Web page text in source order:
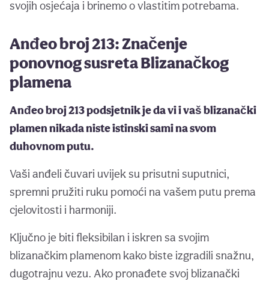
svojih osjećaja i brinemo o vlastitim potrebama.
Anđeo broj 213: Značenje
ponovnog susreta Blizanačkog
plamena
Anđeo broj 213 podsjetnik je da vi i vaš blizanački
plamen nikada niste istinski sami na svom
duhovnom putu.
Vaši anđeli čuvari uvijek su prisutni suputnici,
spremni pružiti ruku pomoći na vašem putu prema
cjelovitosti i harmoniji.
Ključno je biti fleksibilan i iskren sa svojim
blizanačkim plamenom kako biste izgradili snažnu,
dugotrajnu vezu. Ako pronađete svoj blizanački